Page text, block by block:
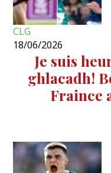
CLG
18/06/2026
Je suis
ghlacadh!
Fraince